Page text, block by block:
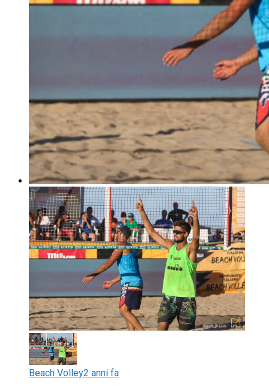
Beach Volley2 anni fa